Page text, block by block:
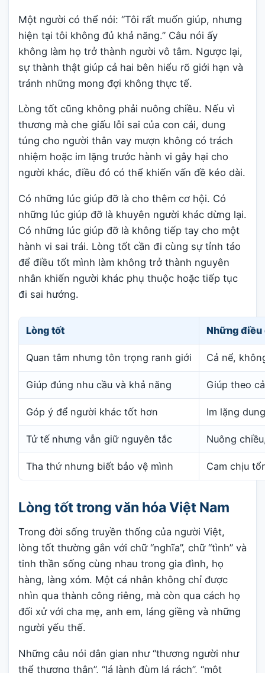
Một người có thể nói: “Tôi rất muốn giúp, nhưng
hiện tại tôi không đủ khả năng.” Câu nói ấy
không làm họ trở thành người vô tâm. Ngược lại,
sự thành thật giúp cả hai bên hiểu rõ giới hạn và
tránh những mong đợi không thực tế.
Lòng tốt cũng không phải nuông chiều. Nếu vì
thương mà che giấu lỗi sai của con cái, dung
túng cho người thân vay mượn không có trách
nhiệm hoặc im lặng trước hành vi gây hại cho
người khác, điều đó có thể khiến vấn đề kéo dài.
Có những lúc giúp đỡ là cho thêm cơ hội. Có
những lúc giúp đỡ là khuyên người khác dừng lại.
Có những lúc giúp đỡ là không tiếp tay cho một
hành vi sai trái. Lòng tốt cần đi cùng sự tỉnh táo
để điều tốt mình làm không trở thành nguyên
nhân khiến người khác phụ thuộc hoặc tiếp tục
đi sai hướng.
Lòng tốt Những điều
Quan tâm nhưng tôn trọng ranh giới Cả nể,
Giúp đúng nhu cầu và khả năng Giúp theo
Góp ý để người khác tốt hơn Im lặng
Tử tế nhưng vẫn giữ nguyên tắc Nuông
Tha thứ nhưng biết bảo vệ mình Cam chịu
Lòng tốt trong văn hóa Việt Nam
Trong đời sống truyền thống của người Việt,
lòng tốt thường gắn với chữ “nghĩa”, chữ “tình” và
tinh thần sống cùng nhau trong gia đình, họ
hàng, làng xóm. Một cá nhân không chỉ được
nhìn qua thành công riêng, mà còn qua cách họ
đối xử với cha mẹ, anh em, láng giềng và những
người yếu thế.
Những câu nói dân gian như “thương người như
thể thương thân”, “lá lành đùm lá rách”, “một